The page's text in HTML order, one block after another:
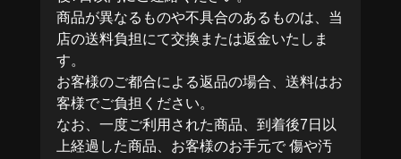
商品が異なるものや不具合のあるものは、当
店の送料負担にて交換または返金いたしま
す。
お客様のご都合による返品の場合、送料はお
客様でご負担ください。
なお、一度ご利用された商品、到着後7日以
上経過した商品、お客様のお手元で 傷や汚